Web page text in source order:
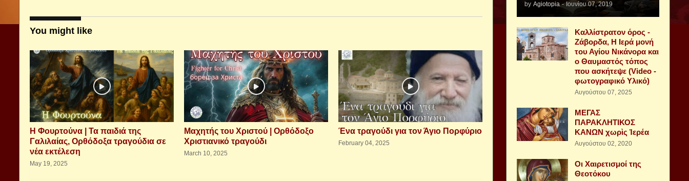
You might like
Η Φουρτούνα | Τα παιδιά της
Γαλιλαίας, Ορθόδοξα τραγούδια σε
νέα εκτέλεση
May 19, 2025
Μαχητής του Χριστού | Ορθόδοξο
Χριστιανικό τραγούδι
March 10, 2025
Ένα τραγούδι για τον Άγιο Πορφύριο
February 04, 2025
by Agiotopia - Ιουνίου 07, 2019
Καλλίστρατον όρος -
Ζάβορδα, Η Ιερά μονή
του Αγίου Νικάνορα και
ο Θαυμαστός τόπος
που ασκήτεψε (Video -
φωτογραφικό Υλικό)
Αυγούστου 07, 2025
ΜΕΓΑΣ
ΠΑΡΑΚΛΗΤΙΚΟΣ
ΚΑΝΩΝ χωρὶς Ἱερέα
Αυγούστου 02, 2020
Οι Χαιρετισμοί της
Θεοτόκου